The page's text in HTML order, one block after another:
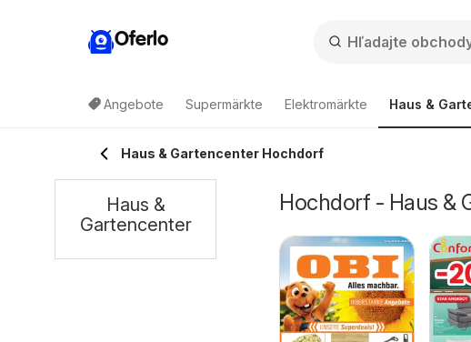
Oferlo
Angebote Supermärkte Elektromärkte Haus &
Haus & Gartencenter Hochdorf
Hochdorf - Haus &
Haus &
Gartencenter